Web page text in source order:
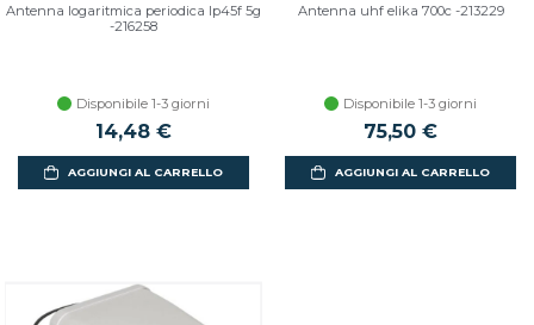
Antenna logaritmica periodica lp45f 5g
-216258
Disponibile 1-3 giorni
14,48 €
AGGIUNGI AL CARRELLO
Antenna uhf elika 700c -213229
Disponibile 1-3 giorni
75,50 €
AGGIUNGI AL CARRELLO